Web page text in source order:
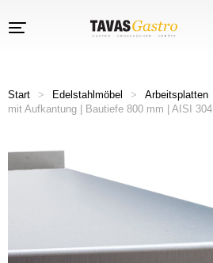
Start > Edelstahlmöbel > Arbeitsplatten
mit Aufkantung | Bautiefe 800 mm | AISI 304